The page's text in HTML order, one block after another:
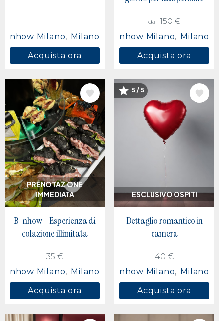
nhow Milano Milano
Acquista ora
da
150 €
nhow Milano
Milano
Acquista ora
PRENOTAZIONE
IMMEDIATA
IMMAGINE
B-nhow - Esperienza di
colazione illimitata
35 €
nhow Milano
Milano
Acquista ora
ESCLUSIVO OSPITI
IMMAGINE
5 / 5
Dettaglio romantico in
camera
40 €
nhow Milano
Milano
Acquista ora